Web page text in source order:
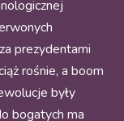
prezydentami
rośnie, a boom
były
bogatych ma